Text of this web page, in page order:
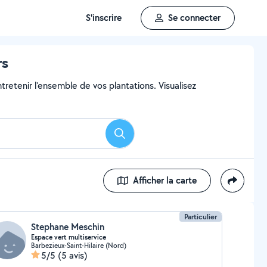
S'inscrire Se connecter
l'ensemble de vos plantations. Visualisez
Rechercher
Afficher la carte
Particulier
Stephane Meschin
Espace vert multiservice
Barbezieux-Saint-Hilaire (Nord)
5/5 (5 avis)